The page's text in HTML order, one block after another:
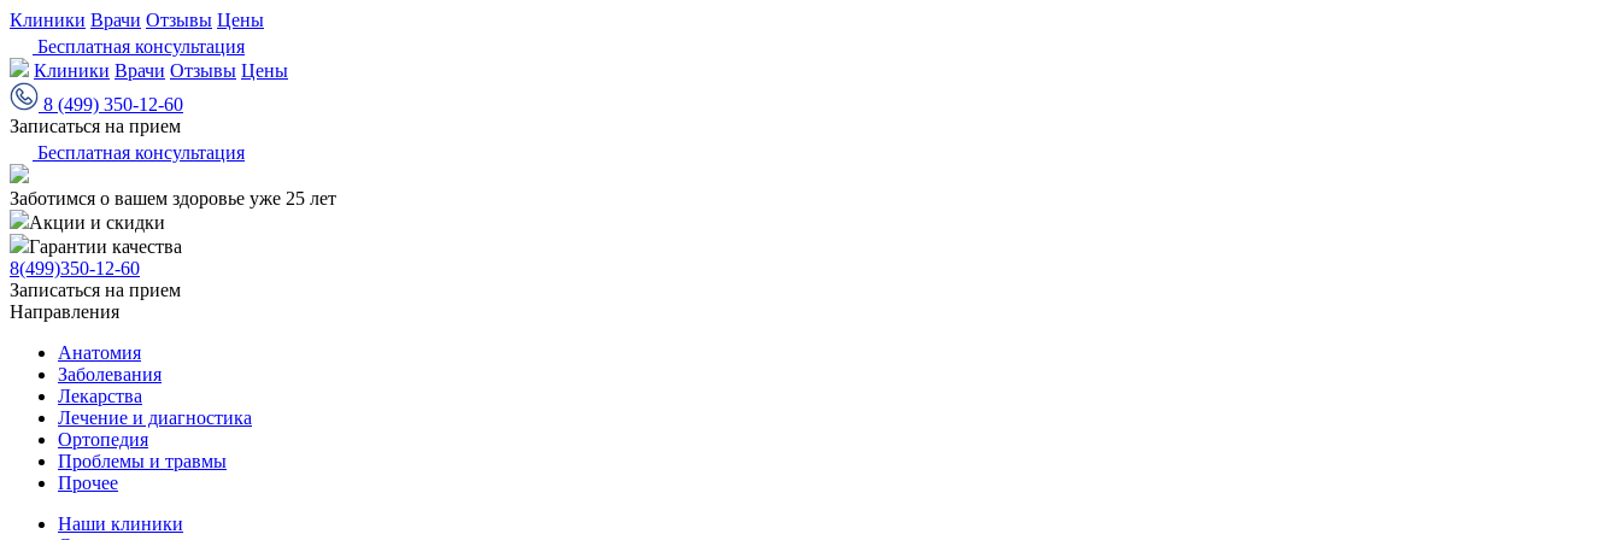
Клиники Врачи Отзывы Цены
Бесплатная консультация
Клиники Врачи Отзывы Цены
8 (499) 350-12-60
Записаться на прием
Бесплатная консультация
Заботимся о вашем здоровье уже 25 лет
Акции и скидки
Гарантии качества
8(499)350-12-60
Записаться на прием
Направления
Анатомия
Заболевания
Лекарства
Лечение и диагностика
Ортопедия
Проблемы и травмы
Прочее
Наши клиники